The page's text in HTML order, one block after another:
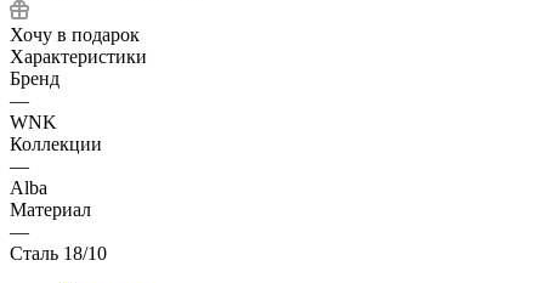
Хочу в подарок
Характеристики
Бренд
—
WNK
Коллекции
—
Alba
Материал
—
Сталь 18/10